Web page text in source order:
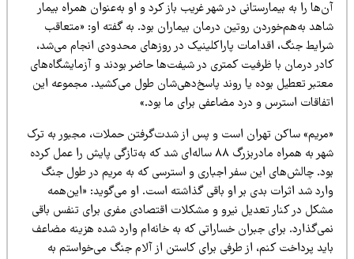
را به بیمارستانی در شهر غریب باز کرد و او به‌عنوان همراه بیمار
به‌هم‌خوردن روتین درمان بیماران بود. به گفته او: «متعاقب
جنگ، اقدامات پاراکلینیک در روزهای محدودی انجام می‌شد،
درمان با ظرفیت کمتری در شیفت‌ها حاضر بودند و آزمایشگاه‌های
تعطیل بوده یا روند پاسخ‌دهی‌شان طول می‌کشید. مجموعه این
استرس و درد مضاعفی برای ما بود.»
ساکن تهران است و پس از شدت‌گرفتن حملات، مجبور به ترک
شهر به همراه مادربزرگ ۸۸ ساله‌ای شد که به‌تازگی پایش را عمل کرده
چالش‌های این سفر اجباری و استرسی که به مریم در طول جنگ
شد اثرات بدی بر او باقی گذاشته است. او می‌گوید: «این‌همه
در کنار تعدیل نیرو و مشکلات اقتصادی مفری برای تنفس باقی
برای جبران خساراتی که به خانه‌ام وارد شده هزینه مضاعف
پرداخت کنم، از طرفی برای کاستن از آلام جنگ می‌خواستم به